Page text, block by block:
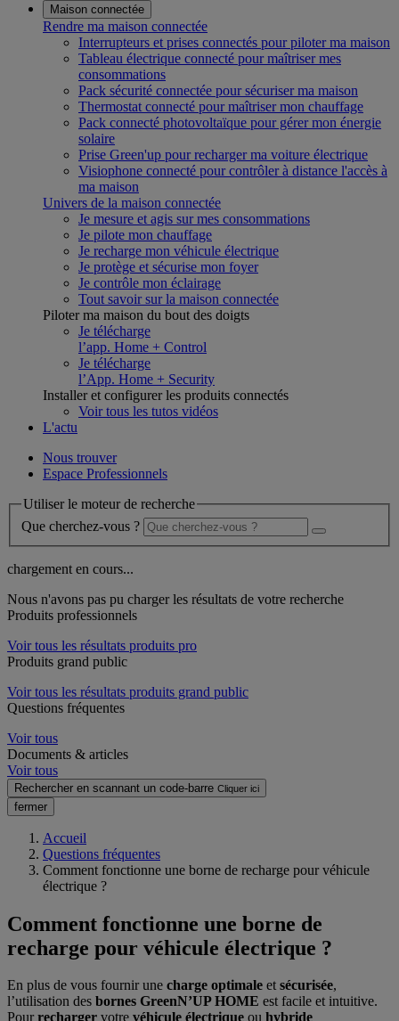
Maison connectée
Rendre ma maison connectée
Interrupteurs et prises connectés pour piloter ma maison
Tableau électrique connecté pour maîtriser mes
consommations
Pack sécurité connectée pour sécuriser ma maison
Thermostat connecté pour maîtriser mon chauffage
Pack connecté photovoltaïque pour gérer mon énergie
solaire
Prise Green'up pour recharger ma voiture électrique
Visiophone connecté pour contrôler à distance l'accès à
ma maison
Univers de la maison connectée
Je mesure et agis sur mes consommations
Je pilote mon chauffage
Je recharge mon véhicule électrique
Je protège et sécurise mon foyer
Je contrôle mon éclairage
Tout savoir sur la maison connectée
Piloter ma maison du bout des doigts
Je télécharge
l’app. Home + Control
Je télécharge
l’App. Home + Security
Installer et configurer les produits connectés
Voir tous les tutos vidéos
L'actu
Nous trouver
Espace Professionnels
Utiliser le moteur de recherche
Que cherchez-vous ?
chargement en cours...
Nous n'avons pas pu charger les résultats de votre recherche
Produits professionnels
Voir tous les résultats produits pro
Produits grand public
Voir tous les résultats produits grand public
Questions fréquentes
Voir tous
Documents & articles
Voir tous
Rechercher en scannant un code-barre Cliquer ici
fermer
Accueil
Questions fréquentes
Comment fonctionne une borne de recharge pour véhicule
électrique ?
Comment fonctionne une borne de
recharge pour véhicule électrique ?
En plus de vous fournir une charge optimale etsécurisée,
l’utilisation des bornes GreenN’UP HOME est facile et intuitive.
Pourrecharger votre véhicule électrique ou hybride